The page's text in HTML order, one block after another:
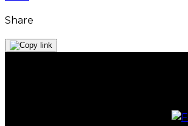
Share